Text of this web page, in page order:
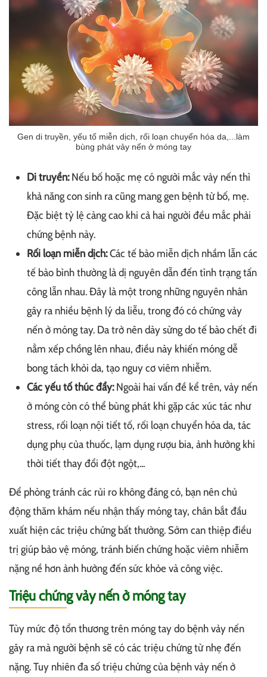
Gen di truyền, yếu tố miễn dịch, rối loạn chuyển hóa da,...làm
bùng phát vảy nến ở móng tay
Di truyền:Nếu bố hoặc mẹ có người mắc vảy nến thì
khả năng con sinh ra cũng mang gen bệnh từ bố, mẹ.
Đặc biệt tỷ lệ càng cao khi cả hai người đều mắc phải
chứng bệnh này.
Rối loạn miễn dịch:Các tế bào miễn dịch nhầm lẫn các
tế bào bình thường là dị nguyên dẫn đến tình trạng tấn
công lẫn nhau. Đây là một trong những nguyên nhân
gây ra nhiều bệnh lý da liễu, trong đó có chứng vảy
nến ở móng tay. Da trở nên dày sừng do tế bào chết đi
nằm xếp chồng lên nhau, điều này khiến móng dễ
bong tách khỏi da, tạo nguy cơ viêm nhiễm.
Các yếu tố thúc đẩy:Ngoài hai vấn đề kể trên, vảy nến
ở móng còn có thể bùng phát khi gặp các xúc tác như
stress, rối loạn nội tiết tố, rối loạn chuyển hóa da, tác
dụng phụ của thuốc, lạm dụng rượu bia, ảnh hưởng khi
thời tiết thay đổi đột ngột,...
Để phòng tránh các rủi ro không đáng có, bạn nên chủ
động thăm khám nếu nhận thấy móng tay, chân bắt đầu
xuất hiện các triệu chứng bất thường. Sớm can thiệp điều
trị giúp bảo vệ móng, tránh biến chứng hoặc viêm nhiễm
nặng nề hơn ảnh hưởng đến sức khỏe và công việc.
Triệu chứng vảy nến ở móng tay
Tùy mức độ tổn thương trên móng tay do bệnh vảy nến
gây ra mà người bệnh sẽ có các triệu chứng từ nhẹ đến
nặng. Tuy nhiên đa số triệu chứng của bệnh vảy nến ở